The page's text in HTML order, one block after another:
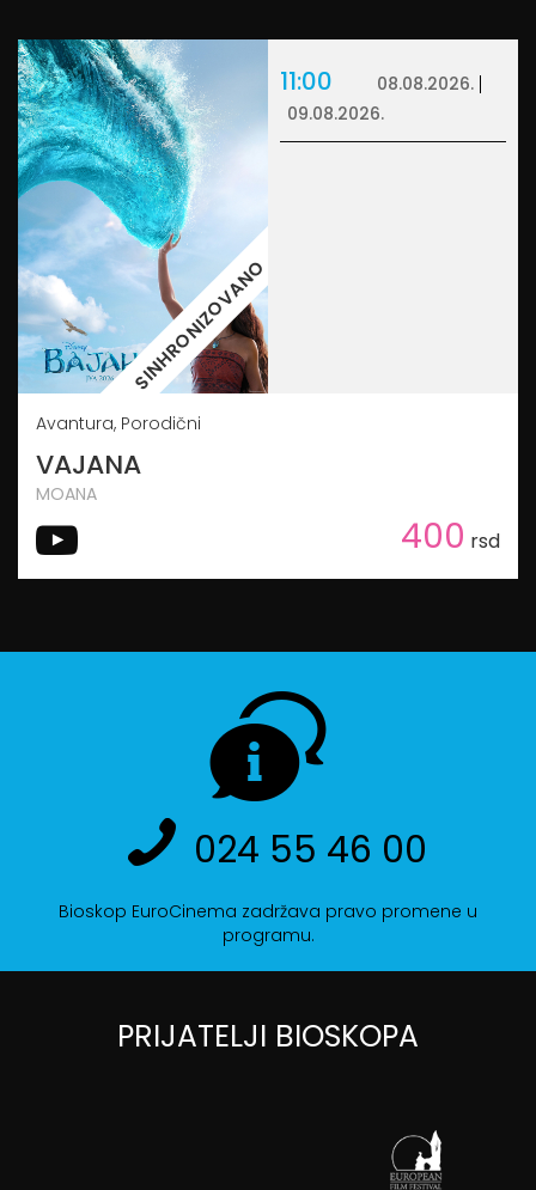
11:00
08.08.2026.
09.08.2026.
SINHRONIZOVANO
Avantura, Porodični
VAJANA
MOANA
400 rsd
024 55 46 00
Bioskop EuroCinema zadržava pravo promene u
programu.
PRIJATELJI BIOSKOPA